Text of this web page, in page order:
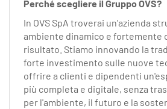
Perché scegliere il Gruppo OVS?
In OVS SpA troverai un'azienda
ambiente dinamico e fortemente
risultato. Stiamo innovando la
forte investimento sulle nuove
offrire a clienti e dipendenti
più completa e digitale, senza
per l'ambiente, il futuro e la